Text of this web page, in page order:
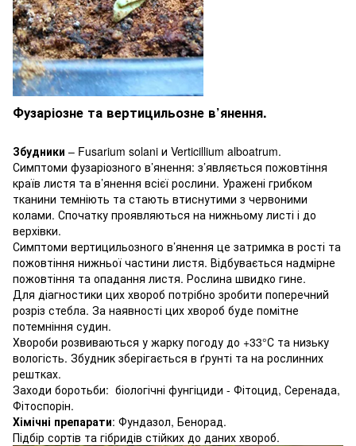
Фузаріозне та вертицильозне в’янення.
Збудники – Fusarium solani и Verticillium alboatrum.
Симптоми фузаріозного в’янення: з’являється пожовтіння
країв листя та в’янення всієї рослини. Уражені грибком
тканини темніють та стають втиснутими з червоними
колами. Спочатку проявляються на нижньому листі і до
верхівки.
Симптоми вертицильозного в’янення це затримка в рості та
пожовтіння нижньої частини листя. Відбувається надмірне
пожовтіння та опадання листя. Рослина швидко гине.
Для діагностики цих хвороб потрібно зробити поперечний
розріз стебла. За наявності цих хвороб буде помітне
потемніння судин.
Хвороби розвиваються у жарку погоду до +33°С та низьку
вологість. Збудник зберігається в ґрунті та на рослинних
рештках.
Заходи боротьби: біологічні фунгіциди - Фітоцид, Серенада,
Фітоспорін.
Хімічні препарати: Фундазол, Бенорад.
Підбір сортів та гібридів стійких до даних хвороб.